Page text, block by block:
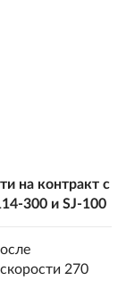
на контракт с
300 и SJ-100
270